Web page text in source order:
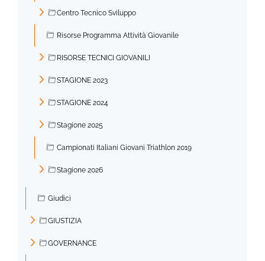
Centro Tecnico Sviluppo
Risorse Programma Attività Giovanile
►
RISORSE TECNICI GIOVANILI
►
STAGIONE 2023
►
STAGIONE 2024
Stagione 2025
Campionati Italiani Giovani Triathlon 2019
Stagione 2026
Giudici
►
GIUSTIZIA
GOVERNANCE